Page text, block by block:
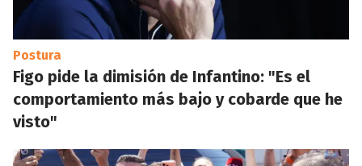
Postura
Figo pide la dimisión de Infantino: "Es el
comportamiento más bajo y cobarde que he
visto"